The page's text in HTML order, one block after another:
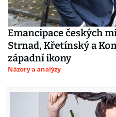
Emancipace českých
Strnad, Křetínský a
západní ikony
Názory a analýzy